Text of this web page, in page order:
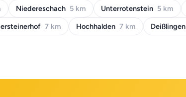
Niedereschach 5 km Unterrotenstein 5 km
7 km Hochhalden 7 km Deißlingen